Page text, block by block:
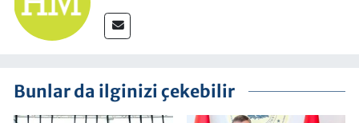
Bunlar da ilginizi çekebilir